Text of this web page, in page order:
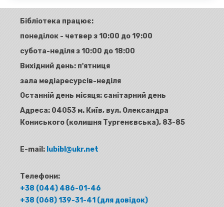
Бібліотека працює:
понеділок - четвер з 10:00 до 19:00
субота-неділя з 10:00 до 18:00
Вихідний день: п'ятниця
зала медіаресурсів-неділя
Останній день місяця: санітарний день
Адреса: 04053 м. Київ, вул. Олександра
Кониського (колишня Тургенєвська), 83-85
E-mail: lubibl@ukr.net
Телефони:
+38 (044) 486-01-46
+38 (068) 139-31-41 (для довідок)